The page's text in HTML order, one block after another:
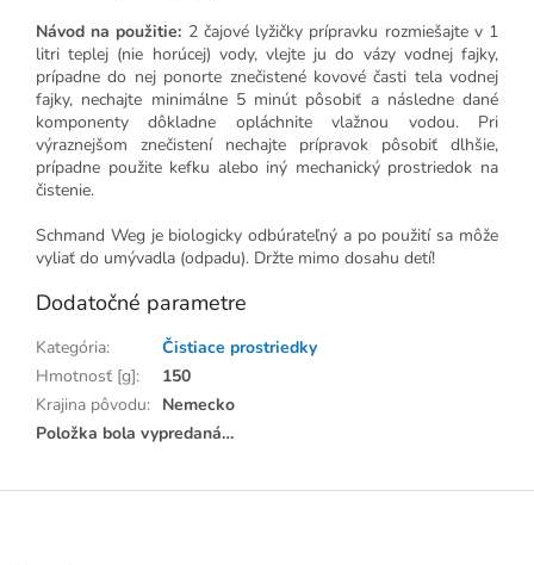
Návod na použitie: 2 čajové lyžičky prípravku rozmiešajte v 1
litri teplej (nie horúcej) vody, vlejte ju do vázy vodnej fajky,
prípadne do nej ponorte znečistené kovové časti tela vodnej
fajky, nechajte minimálne 5 minút pôsobiť a následne dané
komponenty dôkladne opláchnite vlažnou vodou. Pri
výraznejšom znečistení nechajte prípravok pôsobiť dlhšie,
prípadne použite kefku alebo iný mechanický prostriedok na
čistenie.
Schmand Weg je biologicky odbúrateľný a po použití sa môže
vyliať do umývadla (odpadu). Držte mimo dosahu detí!
Dodatočné parametre
Kategória:
Čistiace prostriedky
Hmotnosť [g]:
150
Krajina pôvodu: Nemecko
Položka bola vypredaná…
Z